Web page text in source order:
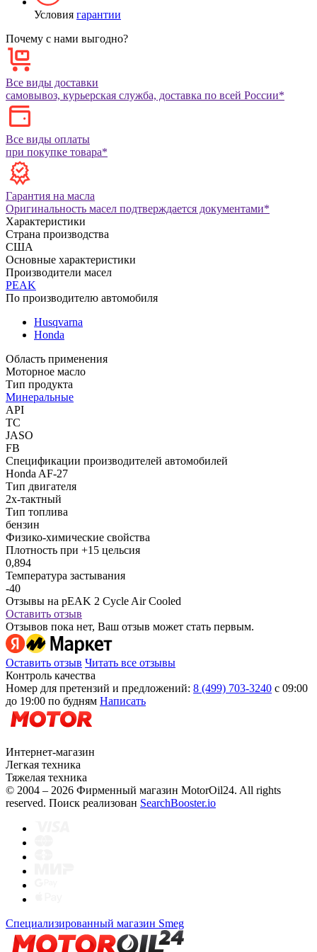
Условия гарантии
Почему с нами выгодно?
Все виды доставки
самовывоз, курьерская служба, доставка по всей России*
Все виды оплаты
при покупке товара*
Гарантия на масла
Оригинальность масел подтверждается документами*
Характеристики
Страна производства
США
Основные характеристики
Производители масел
PEAK
По производителю автомобиля
Husqvarna
Honda
Область применения
Моторное масло
Тип продукта
Минеральные
API
TC
JASO
FB
Спецификации производителей автомобилей
Honda AF-27
Тип двигателя
2х-тактный
Тип топлива
бензин
Физико-химические свойства
Плотность при +15 цельсия
0,894
Температура застывания
-40
Отзывы на pEAK 2 Cycle Air Сooled
Оставить отзыв
Отзывов пока нет, Ваш отзыв может стать первым.
Оставить отзыв Читать все отзывы
Контроль качества
Номер для претензий и предложений: 8 (499) 703-3240 с 09:00
до 19:00 по будням Написать
Интернет-магазин
Легкая техника
Тяжелая техника
© 2004 – 2026 Фирменный магазин MotorOil24. All rights
reserved. Поиск реализован SearchBooster.io
Специализированный магазин Smeg